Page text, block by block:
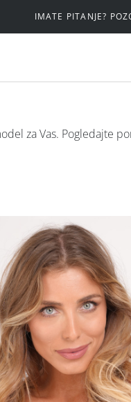
POZOVITE 066/900-
za Vas. Pogledajte